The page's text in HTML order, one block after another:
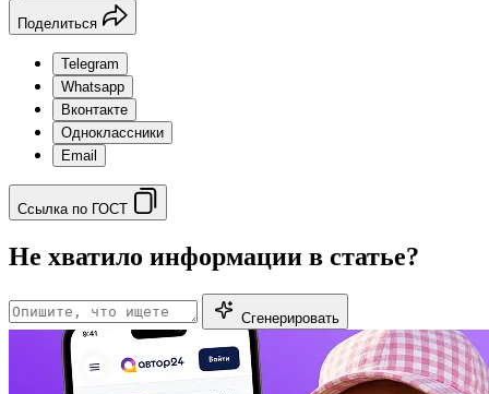
Поделиться
Telegram
Whatsapp
Вконтакте
Одноклассники
Email
Ссылка по ГОСТ
Не хватило информации в статье?
Сгенерировать